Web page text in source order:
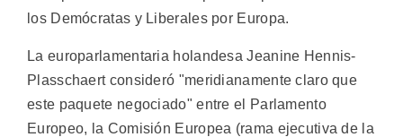
los Demócratas y Liberales por Europa.
La europarlamentaria holandesa Jeanine Hennis-
Plasschaert consideró "meridianamente claro que
este paquete negociado" entre el Parlamento
Europeo, la Comisión Europea (rama ejecutiva de la